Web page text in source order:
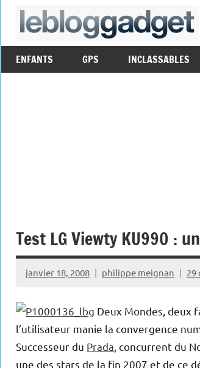
Aller
ENFANTS GPS INCLASSABLES
Test LG Viewty KU990 :
janvier 18, 2008 philippe meignan 29
Deux Mondes, deux
l’utilisateur manie la convergence
Successeur du Prada , concurrent du
une des stars de la fin 2007 et de ce